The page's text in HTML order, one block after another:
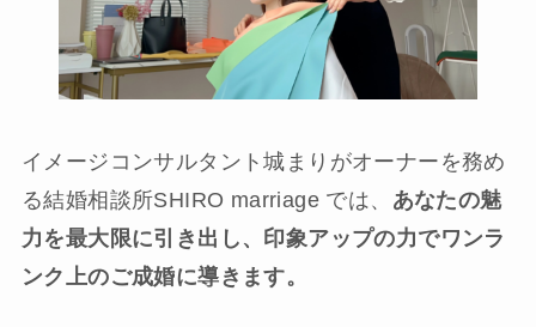
イメージコンサルタント城まりがオーナーを務め
る結婚相談所SHIRO marriage では、 あなたの魅
力を最大限に引き出し、印象アップの力でワンラ
ンク上のご成婚に導きます。